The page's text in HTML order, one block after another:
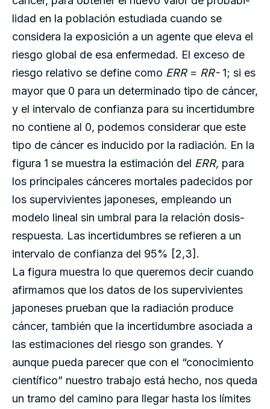
lidad en la población estudiada cuando se
considera la exposición a un agente que eleva el
riesgo global de esa enfermedad. El exceso de
riesgo relativo se define como ERR = RR- 1; si es
mayor que 0 para un determinado tipo de cáncer,
y el intervalo de confianza para su incertidumbre
no contiene al 0, podemos considerar que este
tipo de cáncer es inducido por la radiación. En la
figura 1 se muestra la estimación del ERR, para
los principales cánceres mortales padecidos por
los supervivientes japoneses, empleando un
modelo lineal sin umbral para la relación dosis-
respuesta. Las incertidumbres se refieren a un
intervalo de confianza del 95% [2,3].
La figura muestra lo que queremos decir cuando
afirmamos que los datos de los supervivientes
japoneses prueban que la radiación produce
cáncer, también que la incertidumbre asociada a
las estimaciones del riesgo son grandes. Y
aunque pueda parecer que con el “conocimiento
científico” nuestro trabajo está hecho, nos queda
un tramo del camino para llegar hasta los límites